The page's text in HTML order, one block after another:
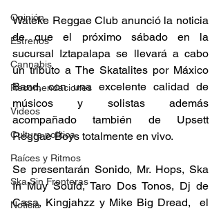
Opinión
Estrenos
Cannabis
Recomendaciones
Videos
Cultura política
Raíces y Ritmos
Ska Sin Fronteras
Noticia
Wateke Reggae Club anunció la noticia
de que el próximo sábado en la
sucursal Iztapalapa se llevará a cabo
un tributo a The Skatalites por Máxico
Band, con una excelente calidad de
músicos y solistas además
acompañado también de Upsett
Reggae Boys totalmente en vivo.
Se presentarán Sonido, Mr. Hops, Ska
In Muy Sould, Taro Dos Tonos, Dj de
Casa, Kingjahzz y Mike Big Dread,  el